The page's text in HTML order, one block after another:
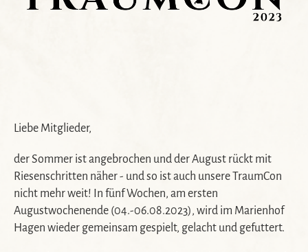
Liebe Mitglieder,
der Sommer ist angebrochen und der August rückt mit
Riesenschritten näher - und so ist auch unsere TraumCon
nicht mehr weit! In fünf Wochen, am ersten
Augustwochenende (04.-06.08.2023), wird im Marienhof
Hagen wieder gemeinsam gespielt, gelacht und gefuttert.